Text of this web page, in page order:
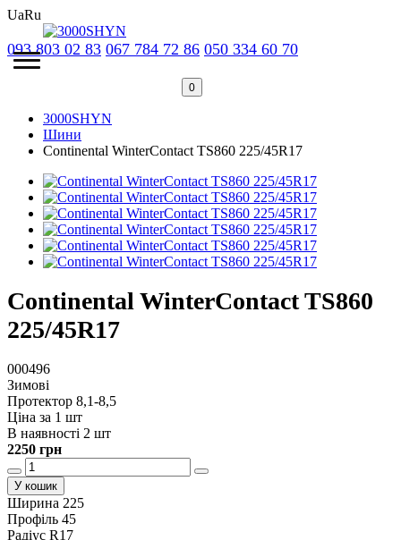
UaRu
093 803 02 83 067 784 72 86 050 334 60 70
0
3000SHYN
Шини
Continental WinterContact TS860 225/45R17
Continental WinterContact TS860
225/45R17
000496
Зимові
Протектор 8,1-8,5
Ціна за 1 шт
В наявності 2 шт
2250 грн
У кошик
Ширина 225
Профіль 45
Радіус R17